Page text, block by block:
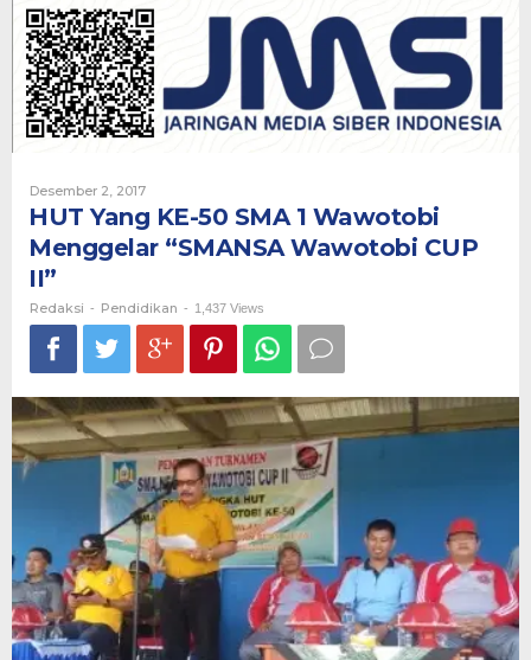
SMA
Wawotobi
Menggelar
“SMANSA
Desember 2, 2017Oleh
HUT Yang KE-50 SMA 1 Wawotobi
Menggelar “SMANSA Wawotobi CUP
II”
Redaksi - Pendidikan - 1,437 Views